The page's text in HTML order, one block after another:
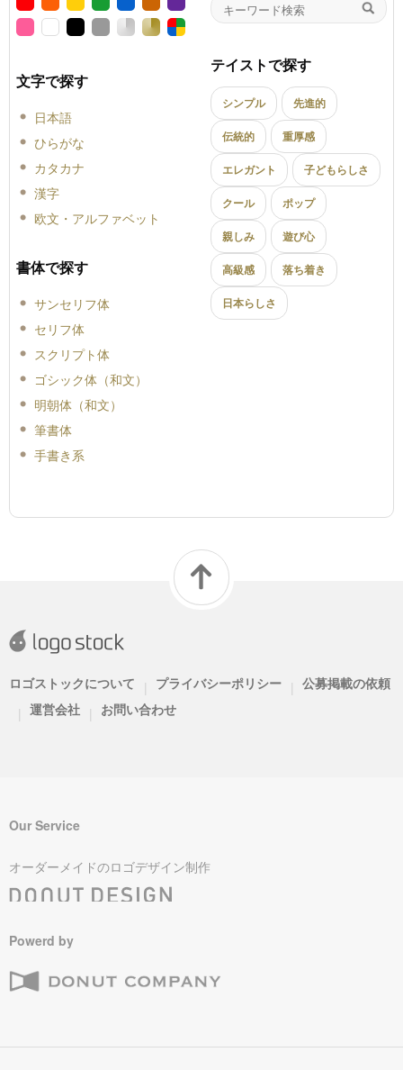
文字で探す
日本語
ひらがな
カタカナ
漢字
欧文・アルファベット
書体で探す
サンセリフ体
セリフ体
スクリプト体
ゴシック体（和文）
明朝体（和文）
筆書体
手書き系
テイストで探す
シンプル 先進的
伝統的 重厚感
エレガント 子どもらしさ
クール ポップ
親しみ 遊び心
高級感 落ち着き
日本らしさ
ロゴストックについて | プライバシーポリシー | 公募掲載の依頼
| 運営会社 | お問い合わせ
Our Service
オーダーメイドのロゴデザイン制作
Powerd by